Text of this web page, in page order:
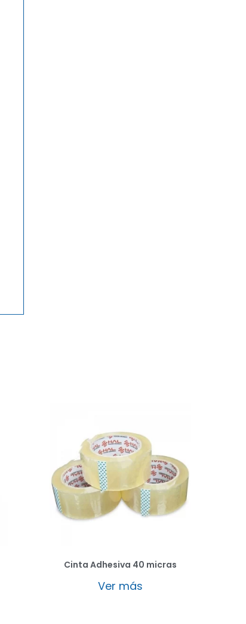
Cinta Adhesiva 40 micras
Ver más